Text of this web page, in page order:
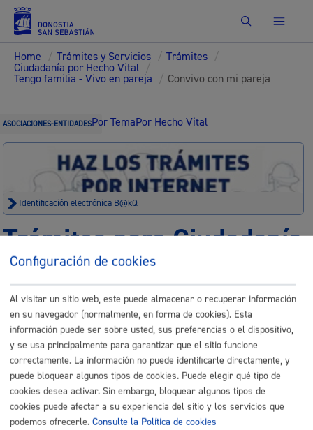
Buscar
Home / Trámites y Servicios / Trámites /
Ciudadanía por Hecho Vital /
Tengo familia - Vivo en pareja / Convivo con mi pareja
ASOCIACIONES-ENTIDADESPor TemaPor Hecho Vital
Identificación electrónica B@kQ
Trámites para Ciudadanía
Sede electrónica
Buscar
Listado completo de Trámites
Convivo con mi pareja
Bodas: Matrimonio civil en el Ayuntamiento de San
Sebastián
* Online con certificado electrónico
Configuración de cookies
Al visitar un sitio web, este puede almacenar o recuperar información
en su navegador (normalmente, en forma de cookies). Esta
información puede ser sobre usted, sus preferencias o el dispositivo,
y se usa principalmente para garantizar que el sitio funcione
correctamente. La información no puede identificarle directamente, y
puede bloquear algunos tipos de cookies. Puede elegir qué tipo de
cookies desea activar. Sin embargo, bloquear algunos tipos de
cookies puede afectar a su experiencia del sitio y los servicios que
podemos ofrecerle. Consulte la Política de cookies